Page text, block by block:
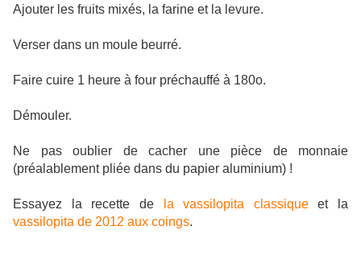
Ajouter les fruits mixés, la farine et la levure.
Verser dans un moule beurré.
Faire cuire 1 heure à four préchauffé à 180o.
Démouler.
Ne pas oublier de cacher une pièce de monnaie
(préalablement pliée dans du papier aluminium) !
Essayez la recette de la vassilopita classiqueet la
vassilopita de 2012 aux coings.